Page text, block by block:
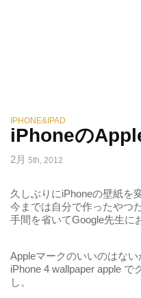
IPHONE&IPAD
iPhoneの
2月 5th, 2012
久しぶりにiPhoneの壁紙を
今までは自分で作ったやつ
手間を省いてGoogle先生に
Appleマークのいいのはない
iPhone 4 wallpaper apple
し。